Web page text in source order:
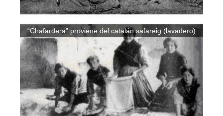
“Chafardera” proviene del catalán safareig (lavadero)